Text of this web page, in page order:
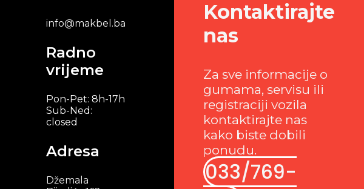
info@makbel.ba
Radno
vrijeme
Pon-Pet: 8h-17h
Sub-Ned:
closed
Adresa
Džemala
Kontaktirajte
nas
Za sve informacije o
gumama, servisu ili
registraciji vozila
kontaktirajte nas
kako biste dobili
ponudu.
033/769-